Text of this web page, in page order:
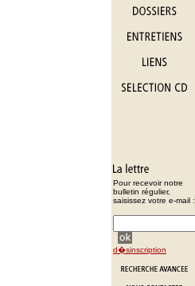
Pour recevoir notre
bulletin régulier,
saisissez votre e-mail :
d�sinscription